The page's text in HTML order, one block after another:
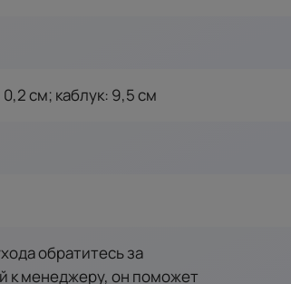
см; каблук: 9,5 см
обратитесь за
к менеджеру, он поможет